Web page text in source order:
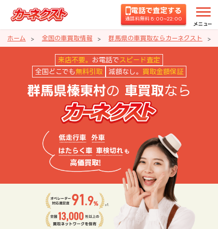
電話で査定する
通話料無料 8:00~22:00
メニュー
ホーム 全国の車買取情報 群馬県の車買取ならカーネクスト
群馬県榛東村の車買取ならカー
来店不要。 お電話で スピード査定
全国どこでも 無料引取 減額なし。 買取金額保証
群馬県榛東村の 車買取なら